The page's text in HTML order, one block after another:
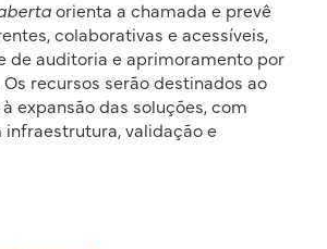
orienta a chamada e prevê
colaborativas e acessíveis,
de auditoria e aprimoramento por
recursos serão destinados ao
expansão das soluções, com
infraestrutura, validação e